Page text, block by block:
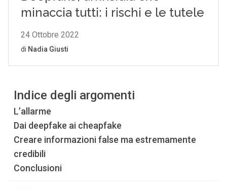
Indice degli argomenti
L’allarme
Dai deepfake ai cheapfake
Creare informazioni false ma estremamente
credibili
Conclusioni